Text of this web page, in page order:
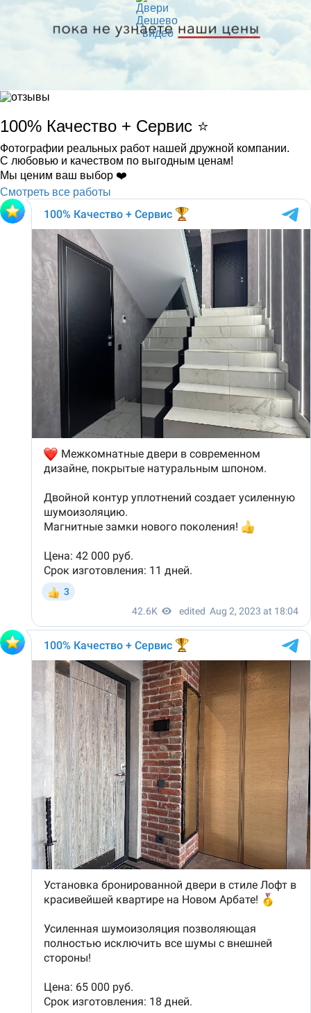
100% Качество + Сервис ⭐️
Фотографии реальных работ нашей дружной компании.
С любовью и качеством по выгодным ценам!
Мы ценим ваш выбор ❤️
Смотреть все работы